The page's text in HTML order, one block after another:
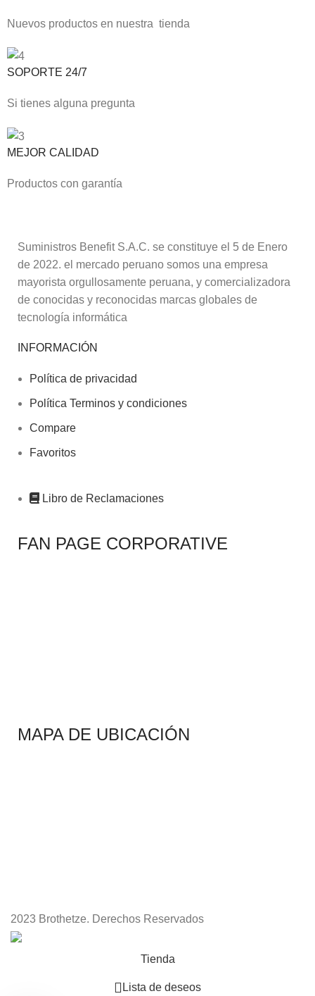
Nuevos productos en nuestra tienda
SOPORTE 24/7
Si tienes alguna pregunta
MEJOR CALIDAD
Productos con garantía
Suministros Benefit S.A.C. se constituye el 5 de Enero
de 2022. el mercado peruano somos una empresa
mayorista orgullosamente peruana, y comercializadora
de conocidas y reconocidas marcas globales de
tecnología informática
INFORMACIÓN
Política de privacidad
Política Terminos y condiciones
Compare
Favoritos
Libro de Reclamaciones
FAN PAGE CORPORATIVE
MAPA DE UBICACIÓN
2023 Brothetze. Derechos Reservados
Tienda
Lista de deseos